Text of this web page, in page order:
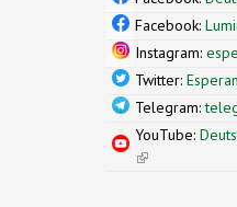
Facebook:
Instagram:
Twitter:
Telegram:
YouTube:
(link is external)